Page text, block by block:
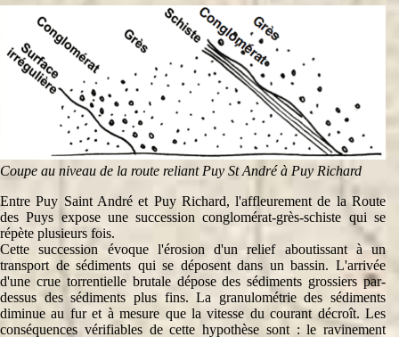
Coupe au niveau de la route reliant Puy St André à Puy Richard
Entre Puy Saint André et Puy Richard, l'affleurement de la Route
des Puys expose une succession conglomérat-grès-schiste qui se
répète plusieurs fois.
Cette succession évoque l'érosion d'un relief aboutissant à un
transport de sédiments qui se déposent dans un bassin. L'arrivée
d'une crue torrentielle brutale dépose des sédiments grossiers par-
dessus des sédiments plus fins. La granulométrie des sédiments
diminue au fur et à mesure que la vitesse du courant décroît. Les
conséquences vérifiables de cette hypothèse sont : le ravinement